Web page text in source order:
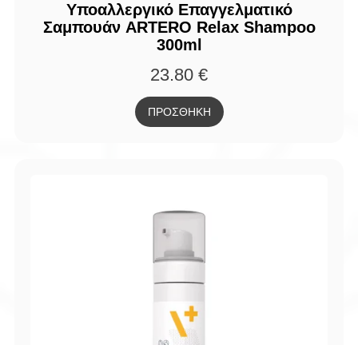
Υποαλλεργικό Επαγγελματικό
Σαμπουάν ARTERO Relax Shampoo
300ml
23.80 €
ΠΡΟΣΘΗΚΗ